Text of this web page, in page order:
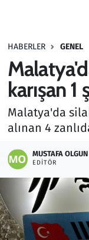
HABERLER GENEL
karışan
Malatya'da
alınan 4
MUSTAFA OLGUN
EDITÖR
Haber
Kültür Sanat
Kurumsal
Otomobil
Oyun